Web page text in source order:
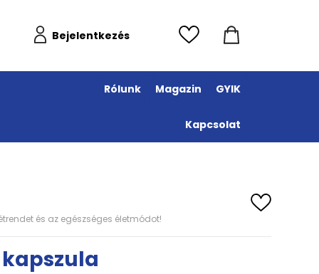
Bejelentkezés
Rólunk Magazin GYIK
Kapcsolat
és az egészséges életmódot!
kapszula